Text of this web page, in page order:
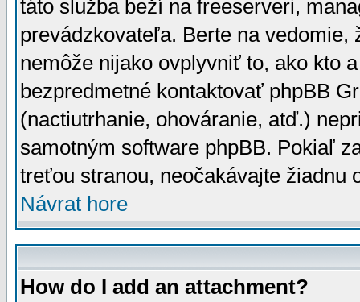
táto služba beží na freeserveri,
prevádzkovateľa. Berte na vedomie,
nemôže nijako ovplyvniť to, ako kto
bezpredmetné kontaktovať phpBB
(nactiutrhanie, ohováranie, atď.)
samotným software phpBB. Pokiaľ
treťou stranou, neočakávajte žiadnu
Návrat hore
How do I add an attachment?